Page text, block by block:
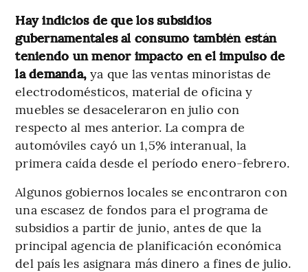
Hay indicios de que los subsidios
gubernamentales al consumo también están
teniendo un menor impacto en el impulso de
la demanda,ya que las ventas minoristas de
electrodomésticos, material de oficina y
muebles se desaceleraron en julio con
respecto al mes anterior. La compra de
automóviles cayó un 1,5% interanual, la
primera caída desde el período enero-febrero.
Algunos gobiernos locales se encontraron con
una escasez de fondos para el programa de
subsidios a partir de junio, antes de que la
principal agencia de planificación económica
del país les asignara más dinero a fines de julio.